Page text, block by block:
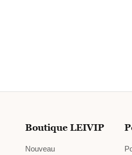
Boutique LEIVIP
Nouveau